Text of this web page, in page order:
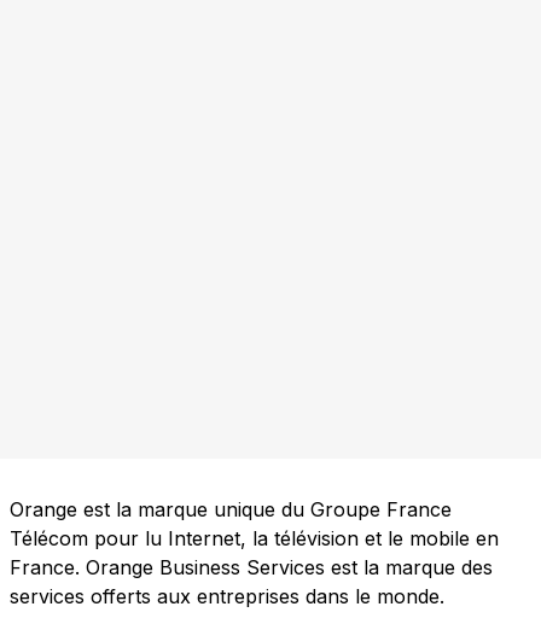
Orange est la marque unique du Groupe France
Télécom pour lu Internet, la télévision et le mobile en
France. Orange Business Services est la marque des
services offerts aux entreprises dans le monde.